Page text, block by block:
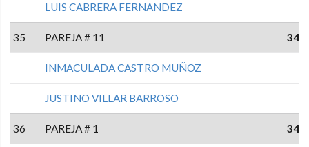
LUIS CABRERA FERNANDEZ
35 PAREJA # 11 34
INMACULADA CASTRO MUÑOZ
JUSTINO VILLAR BARROSO
36 PAREJA # 1 34